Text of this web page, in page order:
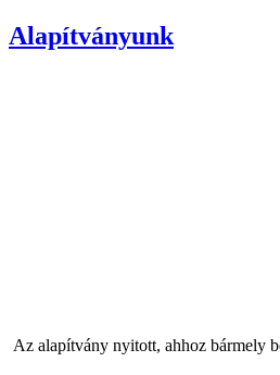
Alapítványunk
Az alapítvány nyitott, ahhoz bármely